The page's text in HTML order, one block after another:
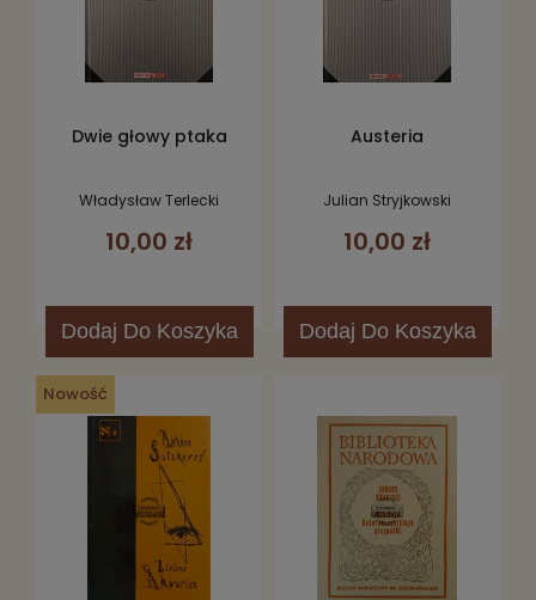
Dwie głowy ptaka
Władysław Terlecki
10,00 zł
Dodaj Do Koszyka
Austeria
Julian Stryjkowski
10,00 zł
Dodaj Do Koszyka
Nowość